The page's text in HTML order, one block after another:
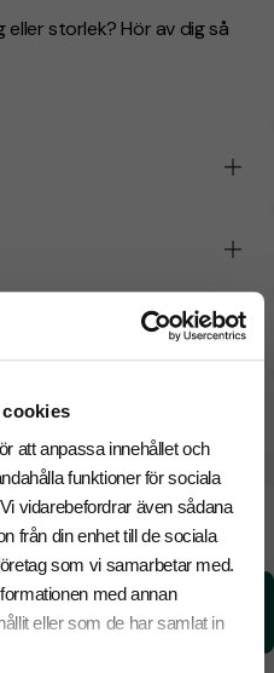
att anpassa innehållet och
funktioner för sociala
vidarebefordrar även sådana
från din enhet till de sociala
som vi samarbetar med.
med annan
eller som de har samlat in
eller storlek? Hör av dig så
leveranstid: 8 arbetsdagar
leverans? Kontakta oss.